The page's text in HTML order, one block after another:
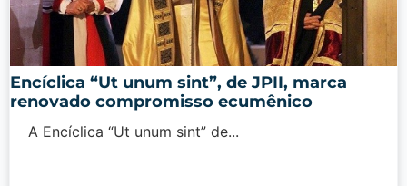
Encíclica “Ut unum sint”, de JPII, marca
renovado compromisso ecumênico
A Encíclica “Ut unum sint” de...